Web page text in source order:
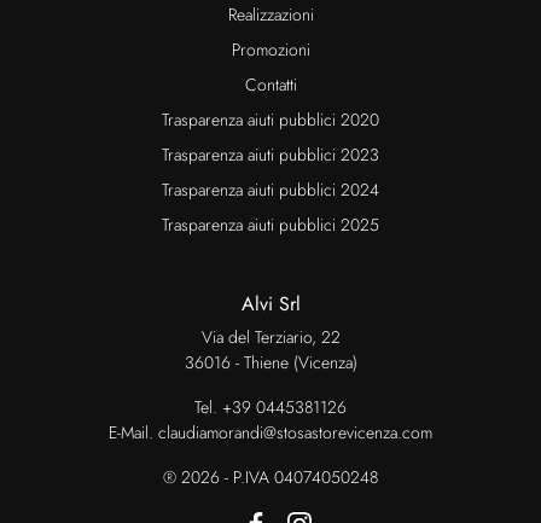
Realizzazioni
Promozioni
Contatti
Trasparenza aiuti pubblici 2020
Trasparenza aiuti pubblici 2023
Trasparenza aiuti pubblici 2024
Trasparenza aiuti pubblici 2025
Alvi Srl
Via del Terziario, 22
36016 - Thiene (Vicenza)
Tel. +39 0445381126
E-Mail. claudiamorandi@stosastorevicenza.com
® 2026 - P.IVA 04074050248